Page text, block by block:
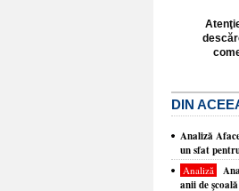
DIN
Analiză
un sfat
Analiză
anii de